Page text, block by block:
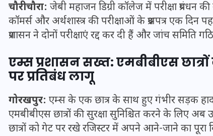
चौरीचौरा: जेबी महाजन डिग्री कॉलेज में परीक्षा प्रबंधन
कॉमर्स और अर्थशास्त्र की परीक्षाओं के प्रश्नपत्र एक दिन
प्रशासन ने दोनों परीक्षाएं रद्द कर दी हैं और जांच समिति
एम्स प्रशासन सख्त: एमबीबीएस
पर प्रतिबंध लागू
गोरखपुर: एम्स के एक छात्र के साथ हुए गंभीर सड़क
एमबीबीएस छात्रों की सुरक्षा सुनिश्चित करने के लिए अब
छात्रों को गेट पर रखे रजिस्टर में अपने आने-जाने का पूरा
इस सप्ताह का राशिफल: जानिए
क्या कहते हैं आपके सितारे (25
अगस्त से 31 अगस्त)
24 अगस्त 2025